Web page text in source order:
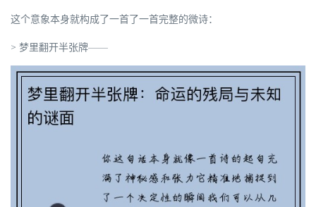
这个意象本身就构成了一首了一首完整的微诗：
> 梦里翻开半张牌——